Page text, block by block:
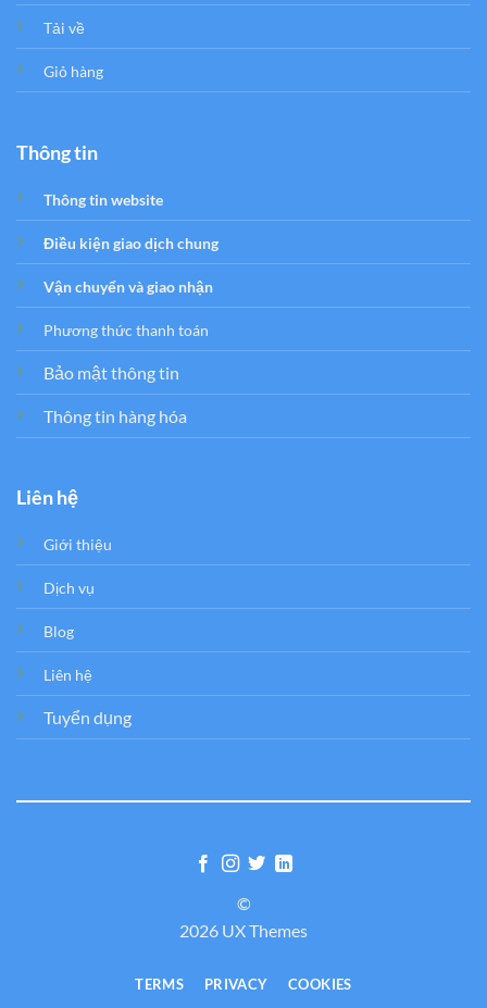
Tải về
Giỏ hàng
Thông tin
Thông tin website
Điều kiện giao dịch chung
Vận chuyển và giao nhận
Phương thức thanh toán
Bảo mật thông tin
Thông tin hàng hóa
Liên hệ
Giới thiệu
Dịch vụ
Blog
Liên hệ
Tuyển dụng
©
2026 UX Themes
TERMS PRIVACY COOKIES